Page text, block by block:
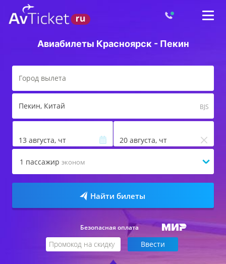
Авиабилеты Красноярск - Пекин
Пекин, Китай BJS
13 августа, чт 20 августа, чт
1 пассажир эконом
Найти билеты
Безопасная оплата